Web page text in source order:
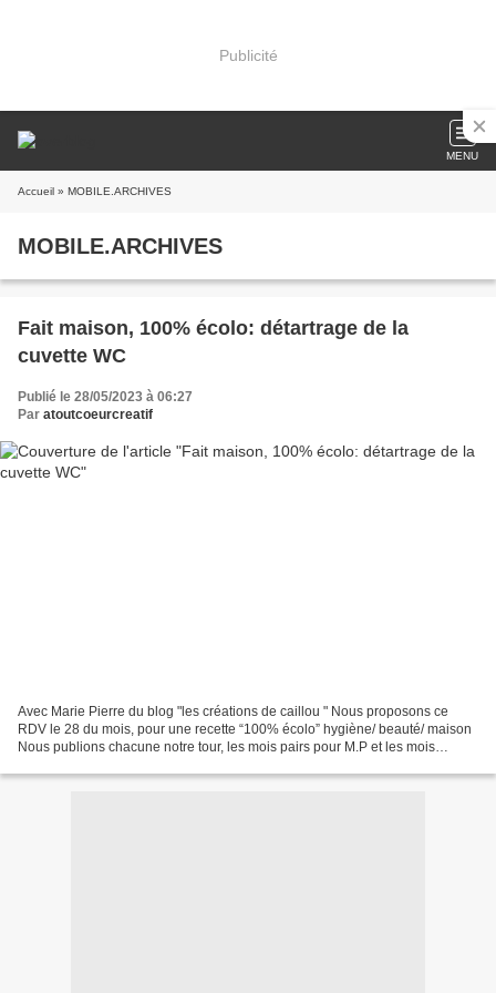
Publicité
MENU
Accueil » MOBILE.ARCHIVES
MOBILE.ARCHIVES
Fait maison, 100% écolo: détartrage de la
cuvette WC
Publié le 28/05/2023 à 06:27
Par atoutcoeurcreatif
Avec Marie Pierre du blog "les créations de caillou " Nous proposons ce
RDV le 28 du mois, pour une recette “100% écolo” hygiène/ beauté/ maison
Nous publions chacune notre tour, les mois pairs pour M.P et les mois